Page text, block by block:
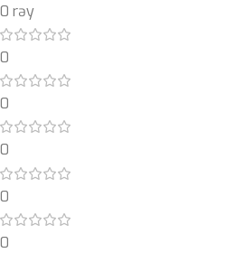
0 rəy
0
0
0
0
0